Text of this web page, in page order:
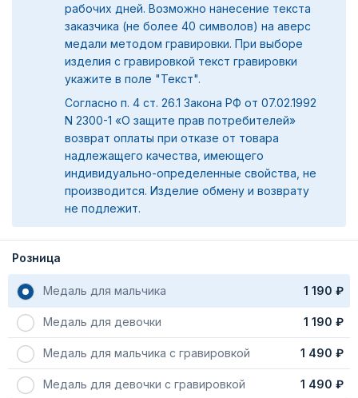
рабочих дней. Возможно нанесение текста
заказчика (не более 40 символов) на аверс
медали методом гравировки. При выборе
изделия с гравировкой текст гравировки
укажите в поле "Текст".
Согласно п. 4 ст. 26.1 Закона РФ от 07.02.1992
N 2300-1 «О защите прав потребителей»
возврат оплаты при отказе от товара
надлежащего качества, имеющего
индивидуально-определенные свойства, не
производится. Изделие обмену и возврату
не подлежит.
Розница
Медаль для мальчика 1 190 ₽
Медаль для девочки 1 190 ₽
Медаль для мальчика с гравировкой 1 490 ₽
Медаль для девочки с гравировкой 1 490 ₽